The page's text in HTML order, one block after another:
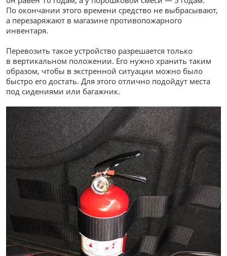
По окончании этого времени средство не выбрасывают,
а перезаряжают в магазине противопожарного
инвентаря.
Перевозить такое устройство разрешается только
в вертикальном положении. Его нужно хранить таким
образом, чтобы в экстренной ситуации можно было
быстро его достать. Для этого отлично подойдут места
под сидениями или багажник.